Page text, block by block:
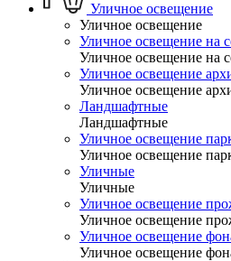
Уличное освещение
Уличное освещение
Уличное освещение на
Уличное освещение на
Уличное освещение
Уличное освещение
Ландшафтные
Ландшафтные
Уличное освещение
Уличное освещение
Уличные
Уличные
Уличное освещение
Уличное освещение
Уличное освещение
Уличное освещение